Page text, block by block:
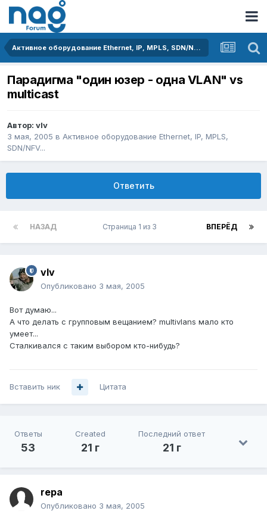
Активное оборудование Ethernet, IP, MPLS, SDN/NFV...
Парадигма "один юзер - одна VLAN" vs
multicast
Автор: vIv
3 мая, 2005 в Активное оборудование Ethernet, IP, MPLS,
SDN/NFV...
Ответить
НАЗАД ВПЕРЁД
Страница 1 из 3
vIv
Опубликовано 3 мая, 2005
Вот думаю...
А что делать с групповым вещанием? multivlans мало кто
умеет...
Сталкивался с таким выбором кто-нибудь?
Вставить ник Цитата
Ответы
53
Created
21 г
Последний ответ
21 г
repa
Опубликовано 3 мая, 2005